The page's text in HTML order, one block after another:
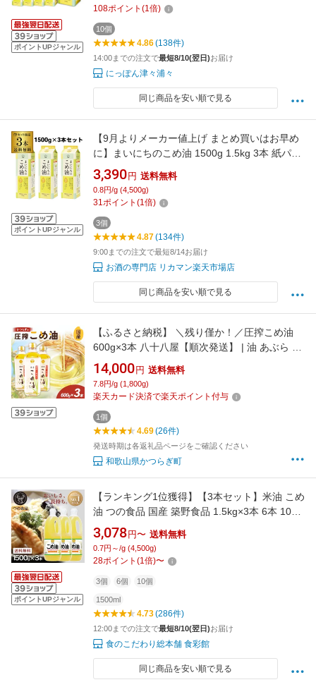
ポイントUPジャンル
さっぱり 揚げ物 天ぷら 炒め物 当店人気 まとめ
108ポイント (1倍)
10個
4.86(138件)
14:00までの注文で最短8/10(翌日)お届け
にっぽん津々浦々
同じ商品を安い順で見る
ポイントUPジャンル
【9月よりメーカー値上げ まとめ買いはお早め
に】まいにちのこめ油 1500g 1.5kg 3本 紙パッ
ク 三和油脂 こめあぶら 米油 油 国産こめ油 調
味料 RSL八幡
3,390 円 送料無料
0.8円/g (4,500g)
31ポイント (1倍)
3個
4.87(134件)
9:00までの注文で最短8/14お届け
お酒の専門店 リカマン楽天市場店
同じ商品を安い順で見る
【ふるさと納税】 ＼残り僅か！／圧搾こめ油
600g×3本 八十八屋【順次発送】 | 油 あぶら 食
品 加工食品 人気 おすすめ 送料無料 八十八屋
こめ油
14,000 円 送料無料
7.8円/g (1,800g)
楽天カード決済で楽天ポイント付与
1個
4.69(26件)
発送時期は各返礼品ページをご確認ください
和歌山県かつらぎ町
ポイントUPジャンル
【ランキング1位獲得】【3本セット】米油 こめ
油 つの食品 国産 築野食品 1.5kg×3本 6本 10本
送料無料 油 つの食品 オイル ヘルシー 揚げ物
大容量 栄養機能食品 1500ml 1500g 1.5L
TSUNO 食用油 植物油 米糠油 健康 ビタミンE
3,078 円〜 送料無料
0.7円～/g (4,500g)
28ポイント (1倍)〜
3個 6個 10個
1500ml
4.73(286件)
12:00までの注文で最短8/10(翌日)お届け
食のこだわり総本舗 食彩館
同じ商品を安い順で見る